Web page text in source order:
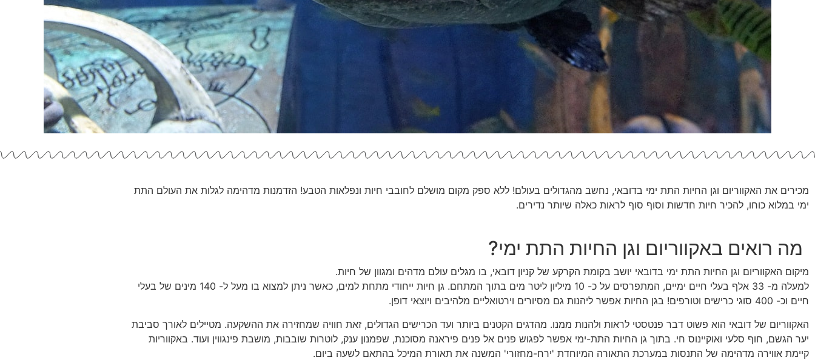
מכירים את האקווריום וגן החיות התת ימי בדובאי, נחשב מהגדולים בעולם! ללא ספק מקום מושלם לחובבי חיות ונפלאות הטבע! הזדמנות מדהימה לגלות את העולם התת
ימי במלוא כוחו, להכיר חיות חדשות וסוף סוף לראות כאלה שיותר נדירים.
מה רואים באקווריום וגן החיות התת ימי?
מיקום האקווריום וגן החיות התת ימי בדובאי יושב בקומת הקרקע של קניון דובאי, בו מגלים עולם מדהים ומגוון של חיות.
למעלה מ- 33 אלף בעלי חיים ימיים, המתפרסים על כ- 10 מיליון ליטר מים בתוך המתחם. גן חיות ייחודי מתחת למים, כאשר ניתן למצוא בו מעל ל- 140 מינים של בעלי
חיים וכ- 400 סוגי כרישים וטורפים! בגן החיות אפשר ליהנות גם מסיורים וירטואליים מלהיבים ויוצאי דופן.
האקווריום של דובאי הוא פשוט דבר פנטסטי לראות ולהנות ממנו. מהדגים הקטנים ביותר ועד הכרישים הגדולים, זאת חוויה שמחזירה את ההשקעה. מטיילים לאורך סביבת
יער הגשם, חוף סלעי ואוקיינוס חי. בתוך גן החיות התת-ימי אפשר לפגוש פנים אל פנים פיראנה מסוכנת, שפמנון ענק, לוטרות שובבות, מושבת פינגווין ועוד. באקווריות
קיימת אווירה מדהימה של התנסות במערכת התאורה המיוחדת 'ירח-מחזורי' המשנה את תאורת המיכל בהתאם לשעה ביום.